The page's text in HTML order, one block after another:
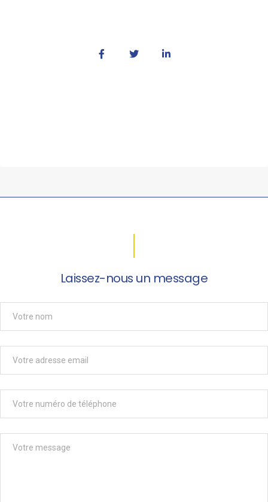
Laissez-nous un message